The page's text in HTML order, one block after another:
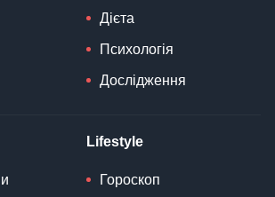
Дієта
Психологія
Дослідження
Lifestyle
Гороскоп